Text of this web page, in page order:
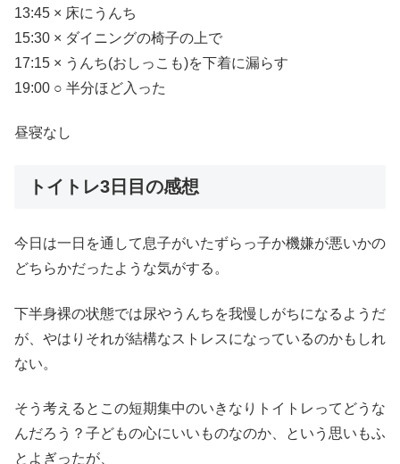
13:45 × 床にうんち
15:30 × ダイニングの椅子の上で
17:15 × うんち(おしっこも)を下着に漏らす
19:00 ○ 半分ほど入った
昼寝なし
トイトレ3日目の感想
今日は一日を通して息子がいたずらっ子か機嫌が悪いかの
どちらかだったような気がする。
下半身裸の状態では尿やうんちを我慢しがちになるようだ
が、やはりそれが結構なストレスになっているのかもしれ
ない。
そう考えるとこの短期集中のいきなりトイトレってどうな
んだろう？子どもの心にいいものなのか、という思いもふ
とよぎったが、